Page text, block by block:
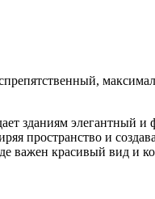
зданиям элегантный
пространство и
важен красивый вид и